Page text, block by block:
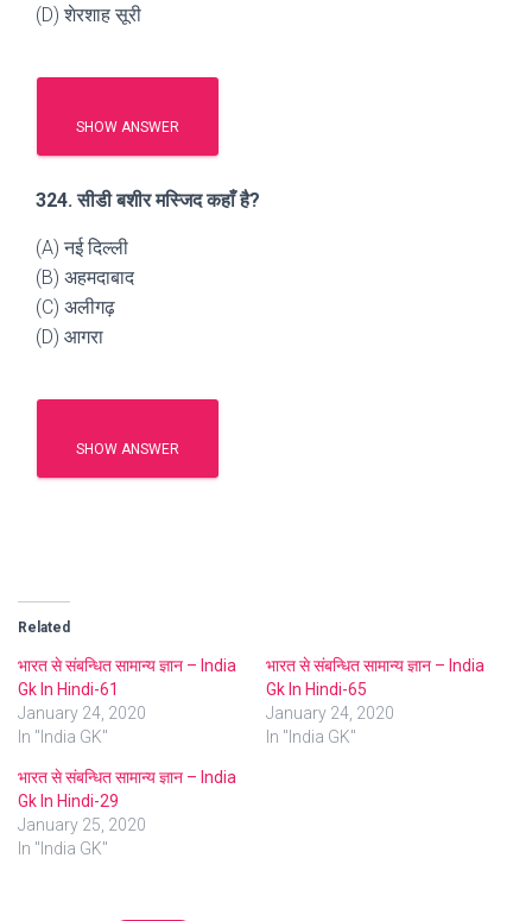
(D) शेरशाह सूरी
SHOW ANSWER
324. सीडी बशीर मस्जिद कहाँ है?
(A) नई दिल्ली
(B) अहमदाबाद
(C) अलीगढ़
(D) आगरा
SHOW ANSWER
Related
भारत से संबन्धित सामान्य ज्ञान – India
Gk In Hindi-61
January 24, 2020
In "India GK"
भारत से संबन्धित सामान्य ज्ञान – India
Gk In Hindi-65
January 24, 2020
In "India GK"
भारत से संबन्धित सामान्य ज्ञान – India
Gk In Hindi-29
January 25, 2020
In "India GK"